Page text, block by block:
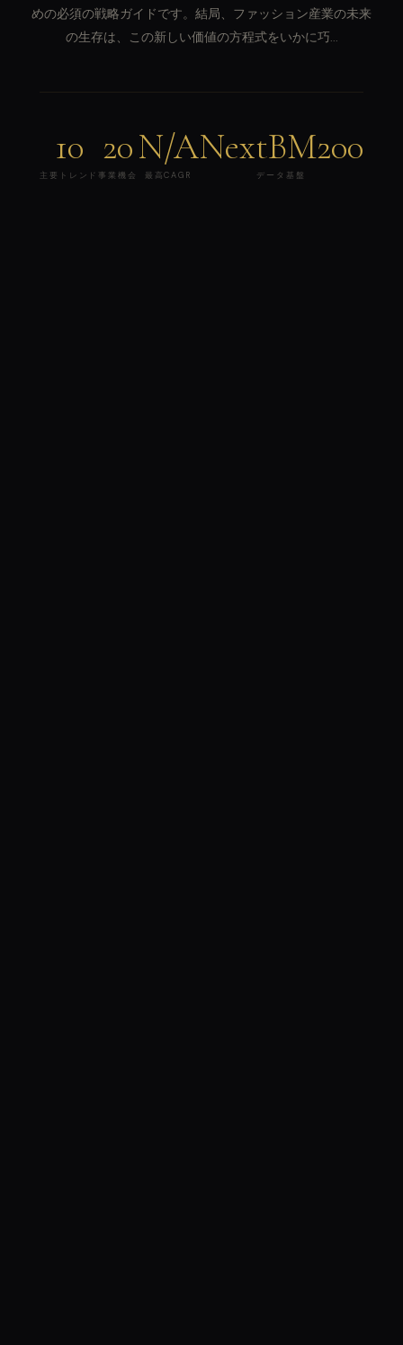
めの必須の戦略ガイドです。結局、ファッション産業の未来
の生存は、この新しい価値の方程式をいかに巧...
10
主要トレンド
20
事業機会
N/A
最高CAGR
NextBM200
データ基盤